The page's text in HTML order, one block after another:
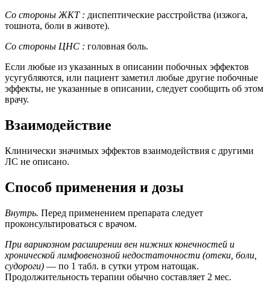
Со стороны ЖКТ : диспептические расстройства (изжога,
тошнота, боли в животе).
Со стороны ЦНС : головная боль.
Если любые из указанных в описании побочных эффектов
усугубляются, или пациент заметил любые другие побочные
эффекты, не указанные в описании, следует сообщить об этом
врачу.
Взаимодействие
Клинически значимых эффектов взаимодействия с другими
ЛС не описано.
Способ применения и дозы
Внутрь. Перед применением препарата следует
проконсультироваться с врачом.
При варикозном расширении вен нижних конечностей и
хронической лимфовенозной недостаточности (отеки, боли,
судороги) — по 1 табл. в сутки утром натощак.
Продолжительность терапии обычно составляет 2 мес.